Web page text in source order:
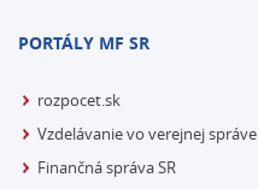
PORTÁLY MF SR
rozpocet.sk
Vzdelávanie vo verejnej správe
Finančná správa SR